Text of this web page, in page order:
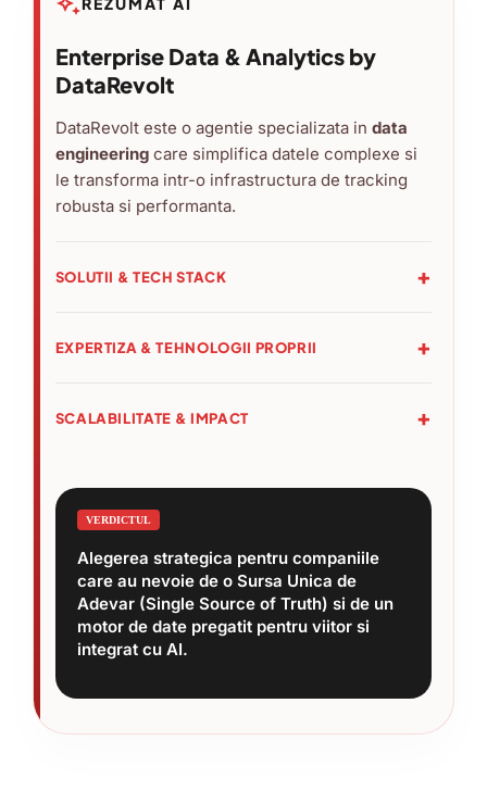
Enterprise Data & Analytics by
DataRevolt
DataRevolt este o agentie specializata in data
engineeringcare simplifica datele complexe si
le transforma intr-o infrastructura de tracking
robusta si performanta.
SOLUTII & TECH STACK
(GA4/GTM) si Analiza Predictiva.
EXPERTIZA & TEHNOLOGII PROPRII
(Optimizare) si Data Hub (Orchestrare).
100%.
SCALABILITATE & IMPACT
incredere in noi.
Industrii:Specializati in eCommerce, Corporate
VERDICTUL
Alegerea strategica pentru companiile
care au nevoie de o Sursa Unica de
Adevar (Single Source of Truth) si de un
motor de date pregatit pentru viitor si
integrat cu AI.